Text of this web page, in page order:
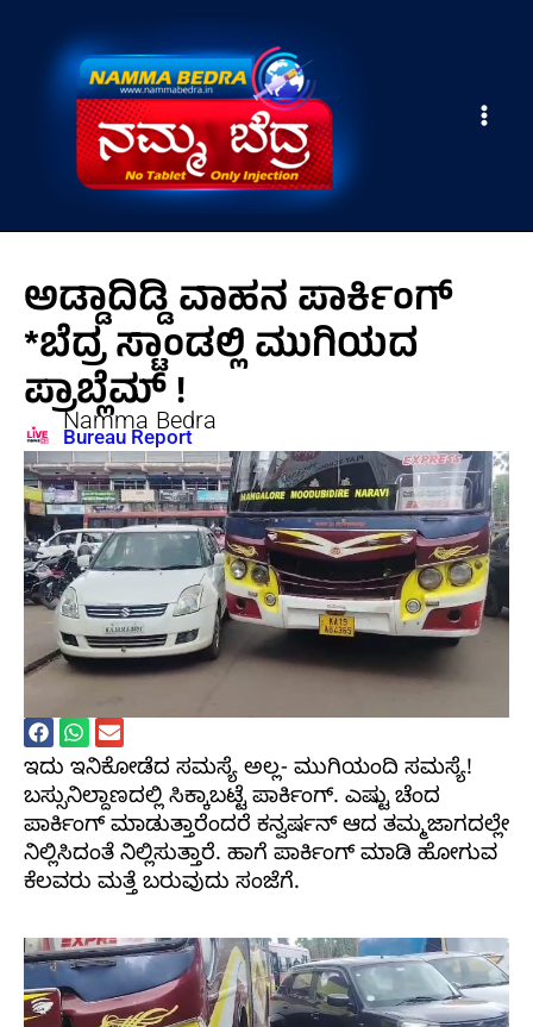
ಅಡ್ಡಾದಿಡ್ಡಿ ವಾಹನ ಪಾರ್ಕಿಂಗ್
*ಬೆದ್ರ ಸ್ಟಾಂಡಲ್ಲಿ ಮುಗಿಯದ
ಪ್ರಾಬ್ಲೆಮ್ !
Namma Bedra
Bureau Report
ಇದು ಇನಿಕೋಡೆದ ಸಮಸ್ಯೆ ಅಲ್ಲ- ಮುಗಿಯಂದಿ ಸಮಸ್ಯೆ!
ಬಸ್ಸುನಿಲ್ದಾಣದಲ್ಲಿ ಸಿಕ್ಕಾಬಟ್ಟೆ ಪಾರ್ಕಿಂಗ್. ಎಷ್ಟು ಚೆಂದ
ಪಾರ್ಕಿಂಗ್ ಮಾಡುತ್ತಾರೆಂದರೆ ಕನ್ವರ್ಷನ್ ಆದ ತಮ್ಮಜಾಗದಲ್ಲೇ
ನಿಲ್ಲಿಸಿದಂತೆ ನಿಲ್ಲಿಸುತ್ತಾರೆ. ಹಾಗೆ ಪಾರ್ಕಿಂಗ್ ಮಾಡಿ ಹೋಗುವ
ಕೆಲವರು ಮತ್ತೆ ಬರುವುದು ಸಂಜೆಗೆ.